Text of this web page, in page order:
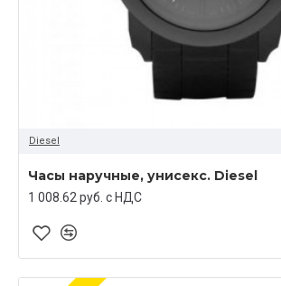
Diesel
Часы наручные, унисекс. Diesel
1 008.62 руб. c НДС